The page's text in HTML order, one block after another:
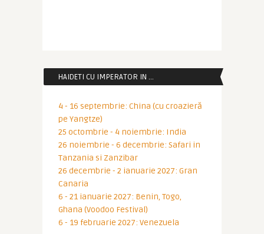
HAIDETI CU IMPERATOR IN …
4 - 16 septembrie: China (cu croazieră
pe Yangtze)
25 octombrie - 4 noiembrie: India
26 noiembrie - 6 decembrie: Safari in
Tanzania si Zanzibar
26 decembrie - 2 ianuarie 2027: Gran
Canaria
6 - 21 ianuarie 2027: Benin, Togo,
Ghana (Voodoo Festival)
6 - 19 februarie 2027: Venezuela